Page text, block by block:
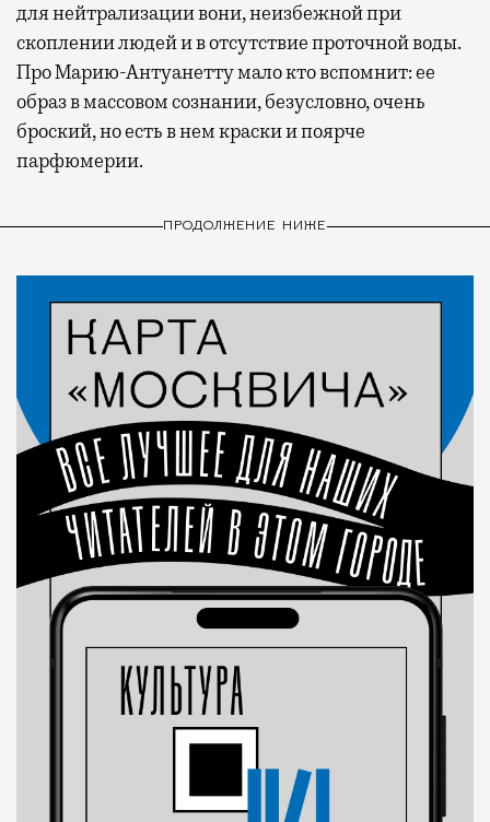
для нейтрализации вони, неизбежной при
скоплении людей и в отсутствие проточной воды.
Про Марию-Антуанетту мало кто вспомнит: ее
образ в массовом сознании, безусловно, очень
броский, но есть в нем краски и поярче
парфюмерии.
ПРОДОЛЖЕНИЕ НИЖЕ